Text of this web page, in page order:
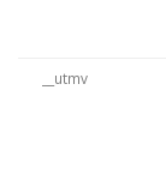
__utmv